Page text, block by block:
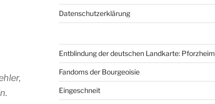
Datenschutzerklärung
Entblindung der deutschen Landkarte: Pforzheim
Fandoms der Bourgeoisie
Eingeschneit